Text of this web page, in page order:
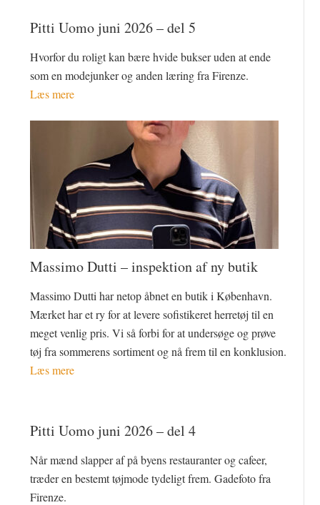
Pitti Uomo juni 2026 – del 5
Hvorfor du roligt kan bære hvide bukser uden at ende
som en modejunker og anden læring fra Firenze.
Læs mere
Massimo Dutti – inspektion af ny butik
Massimo Dutti har netop åbnet en butik i København.
Mærket har et ry for at levere sofistikeret herretøj til en
meget venlig pris. Vi så forbi for at undersøge og prøve
tøj fra sommerens sortiment og nå frem til en konklusion.
Læs mere
Pitti Uomo juni 2026 – del 4
Når mænd slapper af på byens restauranter og cafeer,
træder en bestemt tøjmode tydeligt frem. Gadefoto fra
Firenze.